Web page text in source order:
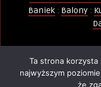
Baniek : Balony :
Wszelkie Prawa
wykorzystywanie
Ta strona korzysta
najwyższym
że